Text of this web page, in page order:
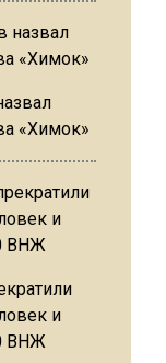
«Химок»
и
ВНЖ